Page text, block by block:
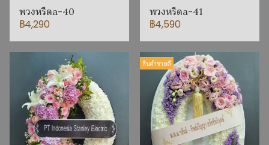
พวงหรีดa-40
฿4,290
พวงหรีดa-41
฿4,590
สินค้าขายดี